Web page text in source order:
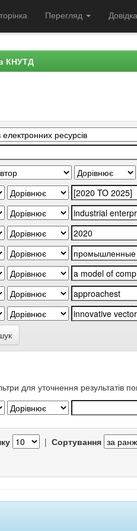
Перегляд Довідка
КНУТД
для уточнення результатів
| Сортування